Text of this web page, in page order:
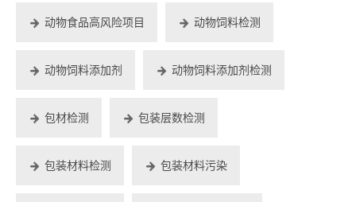
动物食品高风险项目 动物饲料检测
动物饲料添加剂 动物饲料添加剂检测
包材检测 包装层数检测
包装材料检测 包装材料污染